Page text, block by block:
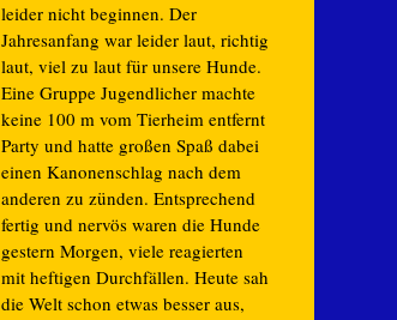
leider nicht beginnen. Der
Jahresanfang war leider laut, richtig
laut, viel zu laut für unsere Hunde.
Eine Gruppe Jugendlicher machte
keine 100 m vom Tierheim entfernt
Party und hatte großen Spaß dabei
einen Kanonenschlag nach dem
anderen zu zünden. Entsprechend
fertig und nervös waren die Hunde
gestern Morgen, viele reagierten
mit heftigen Durchfällen. Heute sah
die Welt schon etwas besser aus,